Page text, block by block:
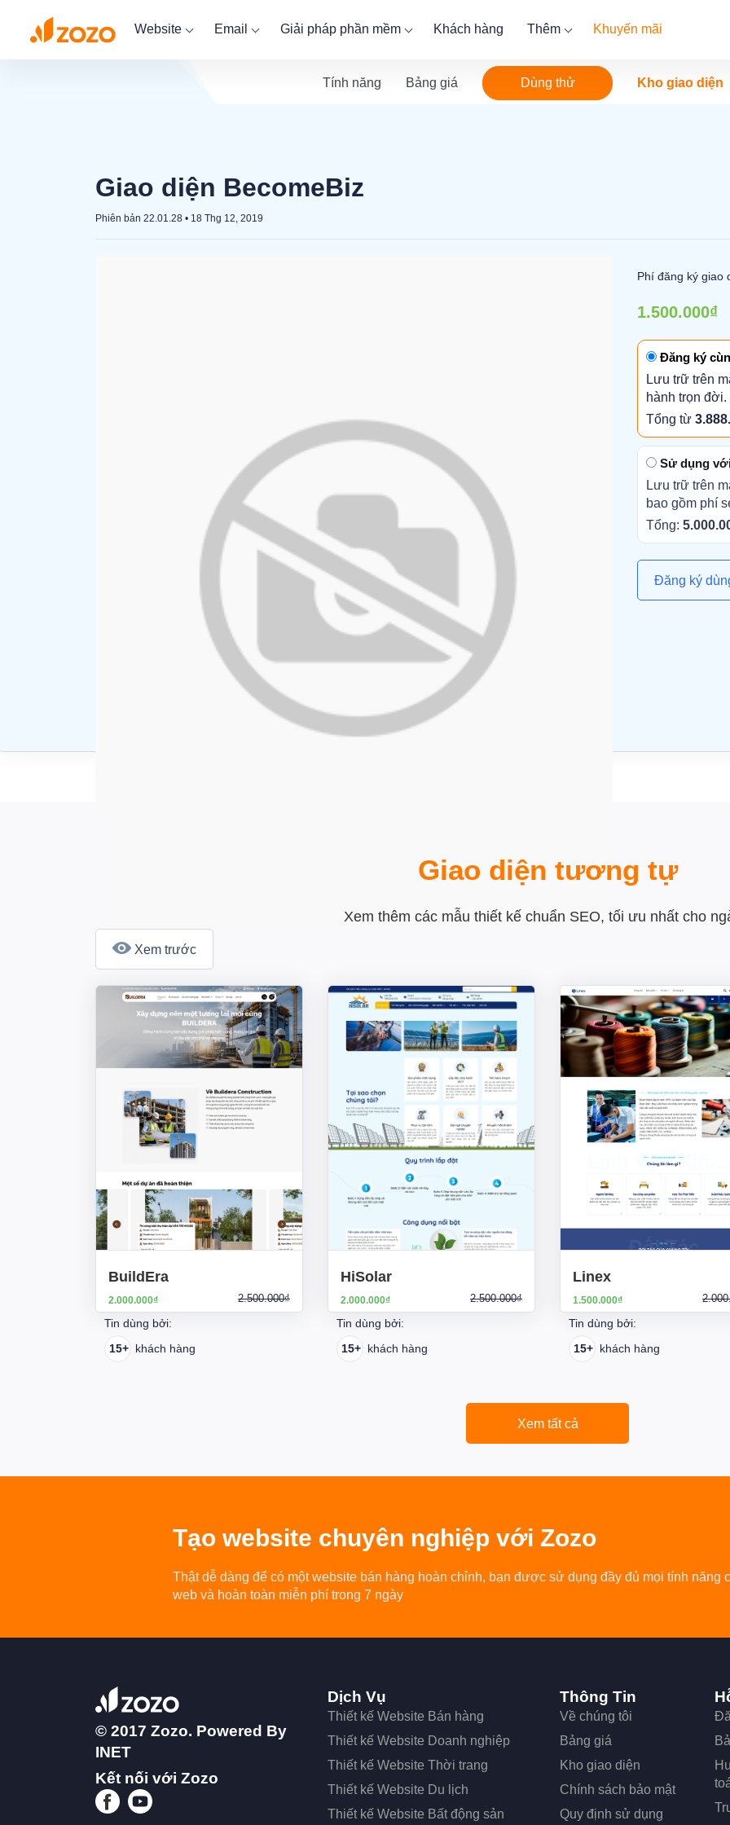
Website Email Giải pháp phần mềm Khách hàng Thêm Khuyến mãi
Tính năng Bảng giá Dùng thử Kho giao diện
Giao diện BecomeBiz
Phiên bản 22.01.28 • 18 Thg 12, 2019
Xem trước
Phí đăng ký giao
1.500.000₫
Đăng ký
Lưu trữ trên
hành trọn đời.
Tổng từ
Sử dụng
Lưu trữ trên
bao gồm phí
Tổng:
Đăng ký
Giao diện tương tự
Xem thêm các mẫu thiết kế chuẩn SEO, tối ưu nhất cho
BuildEra
2.000.000₫ 2.500.000₫
Tin dùng bởi:
15+ khách hàng
HiSolar
2.000.000₫ 2.500.000₫
Tin dùng bởi:
15+ khách hàng
Linex
1.500.000₫
Tin dùng bởi:
15+ khách hàng
Xem tất cả
Tạo website chuyên nghiệp với Zozo
Thật dễ dàng để có một website bán hàng hoàn chỉnh, bạn được sử dụng đầy đủ mọi tính năng
web và hoàn toàn miễn phí trong 7 ngày
© 2017 Zozo. Powered By
INET
Kết nối với Zozo
Dịch Vụ
Thiết kế Website Bán hàng
Thiết kế Website Doanh nghiệp
Thiết kế Website Thời trang
Thiết kế Website Du lịch
Thiết kế Website Bất động sản
Thông Tin
Về chúng tôi
Bảng giá
Kho giao diện
Chính sách bảo mật
Quy định sử dụng